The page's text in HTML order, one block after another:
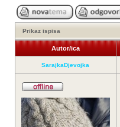
Prikaz ispisa
Autor/ica
SarajkaDjevojka